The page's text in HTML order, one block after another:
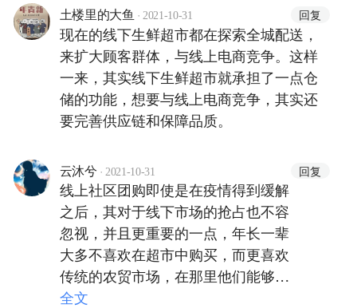
来越混乱！
土楼里的大鱼 · 2021-10-31 回复
现在的线下生鲜超市都在探索全城配送，
来扩大顾客群体，与线上电商竞争。这样
一来，其实线下生鲜超市就承担了一点仓
储的功能，想要与线上电商竞争，其实还
要完善供应链和保障品质。
云沐兮 · 2021-10-31 回复
线上社区团购即使是在疫情得到缓解
之后，其对于线下市场的抢占也不容
忽视，并且更重要的一点，年长一辈
大多不喜欢在超市中购买，而更喜欢
传统的农贸市场，在那里他们能够讨
价还价，还可以在多家之中进行选
全文